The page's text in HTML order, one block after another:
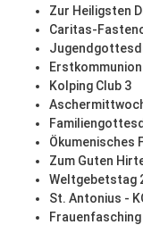
Zur Heiligsten
Caritas-
Kolping Club 3
Ökumenisches
Zum Guten
Weltgebetstag
St. Antonius -
Frauenfasching